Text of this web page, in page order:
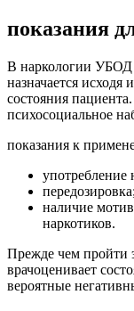
показания
В наркологии УБОД
назначается исходя
состояния
психосоциальное
показания к
употребление
передозировка;
наличие
наркотиков.
Прежде чем пройти
врачоценивает
вероятные